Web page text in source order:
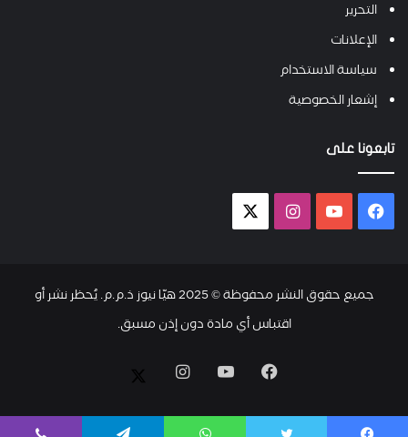
التحرير
الإعلانات
سياسة الاستخدام
إشعار الخصوصية
تابعونا على
فيسبوك يوتيوب انستقرام
جميع حقوق النشر محفوظة © 2025 هيّا نيوز ذ.م.م. يُحظر نشر أو
اقتباس أي مادة دون إذن مسبق.
فيسبوك يوتيوب انستقرام
twitter